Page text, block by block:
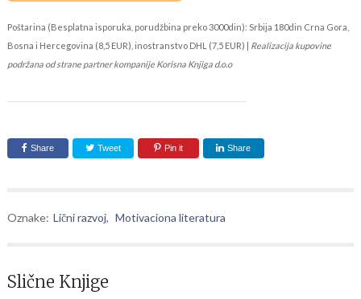
Poštarina (Besplatna isporuka, porudžbina preko 3000din): Srbija 180din Crna Gora,
Bosna i Hercegovina (8,5 EUR), inostranstvo DHL (7,5 EUR) | Realizacija kupovine
podržana od strane partner kompanije Korisna Knjiga d.o.o
Share Tweet Pin it Share
Oznake: Lični razvoj, Motivaciona literatura
Slične Knjige